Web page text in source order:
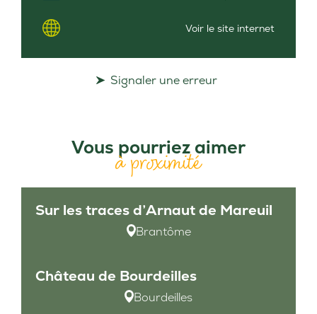
Voir le site internet
Signaler une erreur
Vous pourriez aimer
à proximité
Sur les traces d’Arnaut de Mareuil
Brantôme
Château de Bourdeilles
Bourdeilles